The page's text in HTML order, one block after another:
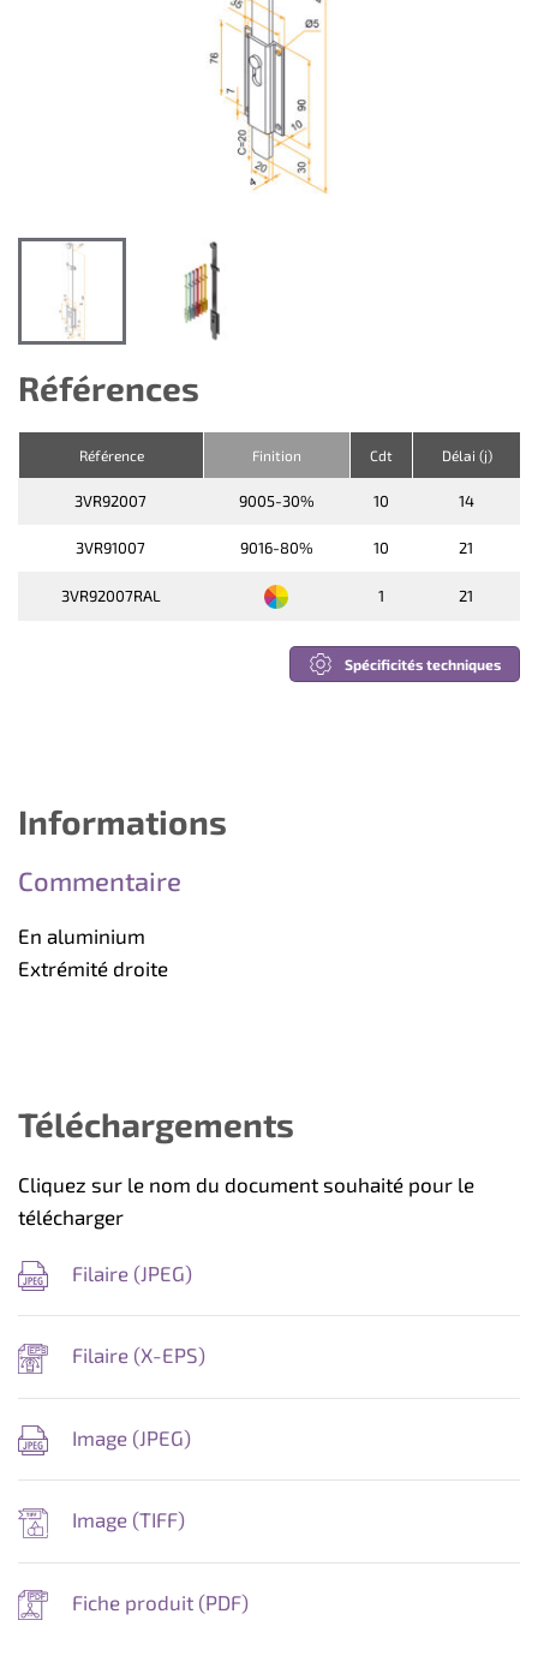
Références
Référence Finition Cdt Délai (j)
3VR92007 9005-30% 10 14
3VR91007 9016-80% 10 21
3VR92007RAL 1 21
Spécificités techniques
Informations
Commentaire
En aluminium
Extrémité droite
Téléchargements
Cliquez sur le nom du document souhaité pour le
télécharger
Filaire (JPEG)
Filaire (X-EPS)
Image (JPEG)
Image (TIFF)
Fiche produit (PDF)